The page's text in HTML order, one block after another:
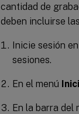
cantidad de
deben incluirse
Inicie sesión
sesiones.
En el menú
En la barra del